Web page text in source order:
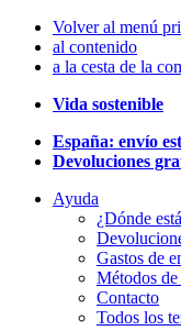
Volver al menú
al contenido
a la cesta de la
Vida sostenible
España: envío
Devoluciones
Ayuda
¿Dónde
Gastos de
Métodos de
Contacto
Todos los